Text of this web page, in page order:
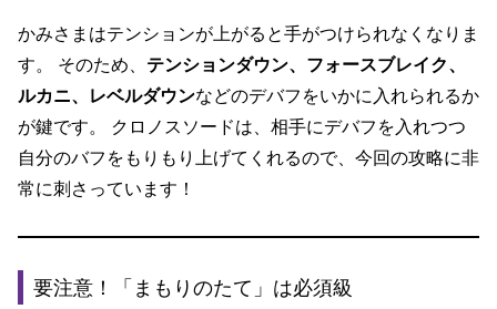
かみさまはテンションが上がると手がつけられなくなりま
す。 そのため、 テンションダウン、フォースブレイク、
ルカニ、レベルダウンなどのデバフをいかに入れられるか
が鍵です。 クロノスソードは、相手にデバフを入れつつ
自分のバフをもりもり上げてくれるので、今回の攻略に非
常に刺さっています！
要注意！「まもりのたて」は必須級